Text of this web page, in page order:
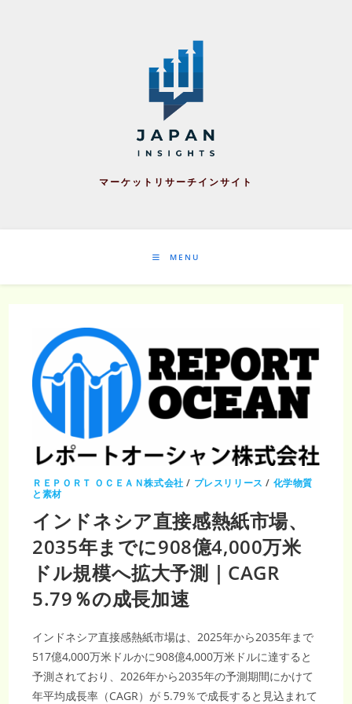
マーケットリサーチインサイト
MENU
ＲＥＰＯＲＴ ＯＣＥＡＮ株式会社 / プレスリリース / 化学物質
と素材
インドネシア直接感熱紙市場、
2035年までに908億4,000万米
ドル規模へ拡大予測｜CAGR
5.79％の成長加速
インドネシア直接感熱紙市場は、2025年から2035年まで
517億4,000万米ドルかに908億4,000万米ドルに達すると
予測されており、2026年から2035年の予測期間にかけて
年平均成長率（CAGR）が 5.79％で成長すると見込まれて